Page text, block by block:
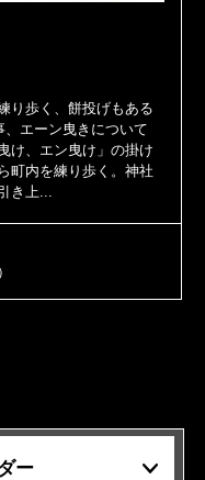
り歩く、餅投げもある
エーン曳きについて
け、エン曳け」の掛け
町内を練り歩く。神社
き上...
ー